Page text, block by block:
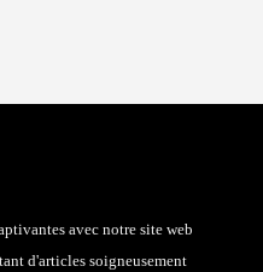
avec notre site web
d'articles soigneusement